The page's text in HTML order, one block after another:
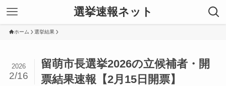
選挙速報ネット
ホーム 選挙結果
留萌市長選挙2026の立候補者・開
票結果速報【2月15日開票】
2026
2/16